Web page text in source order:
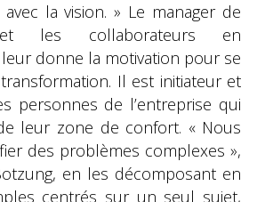
la vision. » Le manager de
les collaborateurs en
donne la motivation pour se
Il est initiateur et
personnes de l’entreprise qui
leur zone de confort. « Nous
des problèmes complexes »,
en les décomposant en
centrés sur un seul sujet,